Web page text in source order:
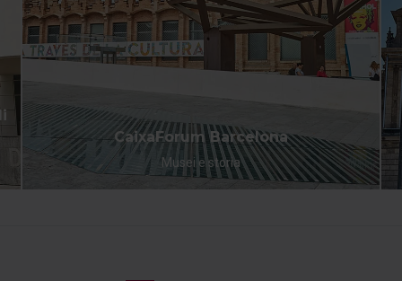
CaixaForum Barcelona
Musei e storia